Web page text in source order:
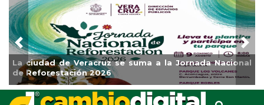
La ciudad de Veracruz se suma a la Jornada Nacional
de Reforestación 2026
Previous